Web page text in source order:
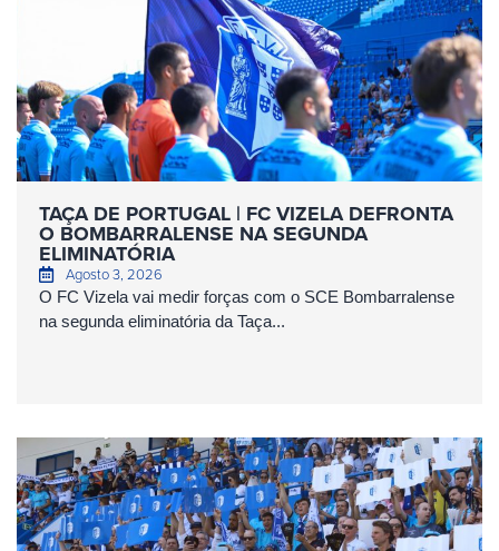
TAÇA DE PORTUGAL | FC VIZELA DEFRONTA
O BOMBARRALENSE NA SEGUNDA
ELIMINATÓRIA
Agosto 3, 2026
O FC Vizela vai medir forças com o SCE Bombarralense
na segunda eliminatória da Taça...